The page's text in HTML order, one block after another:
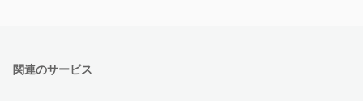
関連のサービス